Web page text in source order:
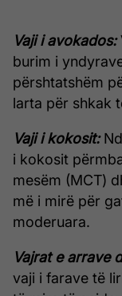
Vaji i avokados:
burim i
përshtatshëm
larta për shkak
Vaji i kokosit:
i kokosit
mesëm (MCT)
më i mirë për
moderuara.
Vajrat e arrave
vaji i farave të